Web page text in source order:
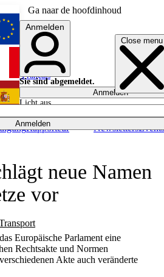
Ga naar de hoofdinhoud
Close menu
Anmelden
Rapporteur NewslettersEvents
English
Français
Anmelden
Sie sind abgemeldet.
Anmelden
Licht aus
neue Namen
vor
Europäische Parlament eine
Rechtsakte und Normen
Akte auch veränderte